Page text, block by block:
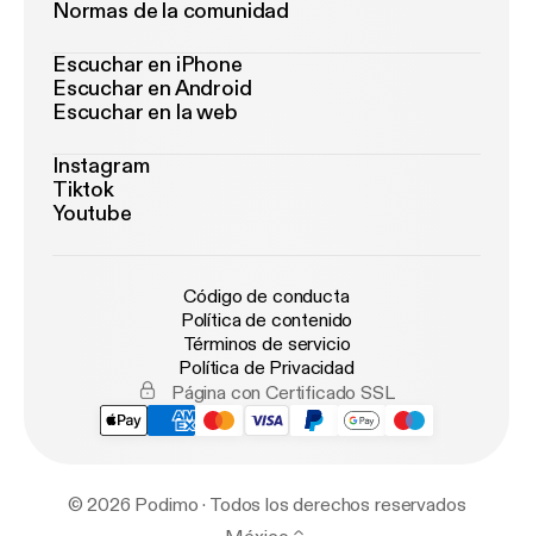
Normas de la comunidad
Escuchar en iPhone
Escuchar en Android
Escuchar en la web
Instagram
Tiktok
Youtube
Código de conducta
Política de contenido
Términos de servicio
Política de Privacidad
Página con Certificado SSL
© 2026 Podimo · Todos los derechos reservados